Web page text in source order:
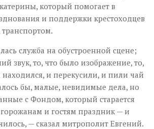
который помогает в
и поддержки крестоходцев
служба на обустроенной сцене;
звук, то, что было изображение, то,
находился, и перекусили, и пили чай
бы, малые, невидимые дела, но
с Фондом, который старается
и гостям праздник — и
— сказал митрополит Евгений.